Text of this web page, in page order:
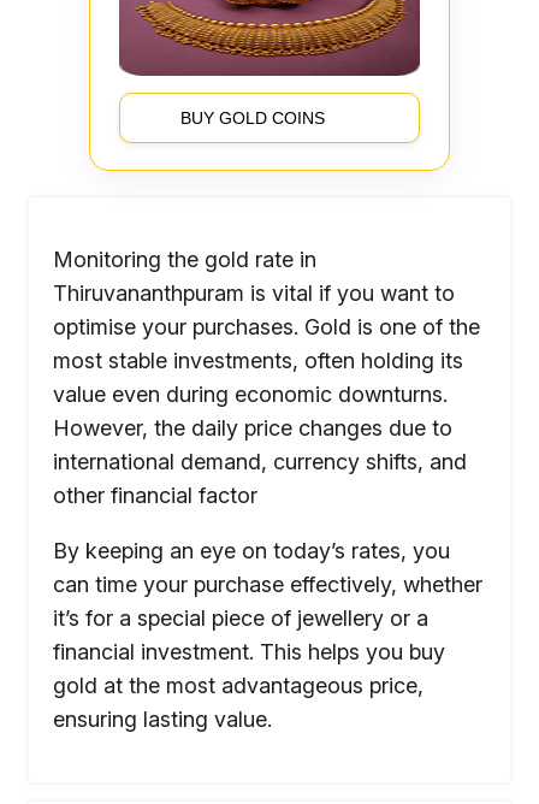
BUY GOLD COINS
Monitoring the gold rate in
Thiruvananthpuram is vital if you want to
optimise your purchases. Gold is one of the
most stable investments, often holding its
value even during economic downturns.
However, the daily price changes due to
international demand, currency shifts, and
other financial factor
By keeping an eye on today’s rates, you
can time your purchase effectively, whether
it’s for a special piece of jewellery or a
financial investment. This helps you buy
gold at the most advantageous price,
ensuring lasting value.